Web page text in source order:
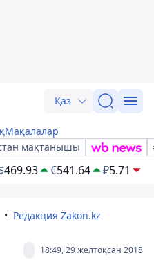
Қаз
Мақалалар
мақтанышы
469.93 €541.64 ₽5.71
Редакция Zakon.kz
18:49, 29 желтоқсан 2018